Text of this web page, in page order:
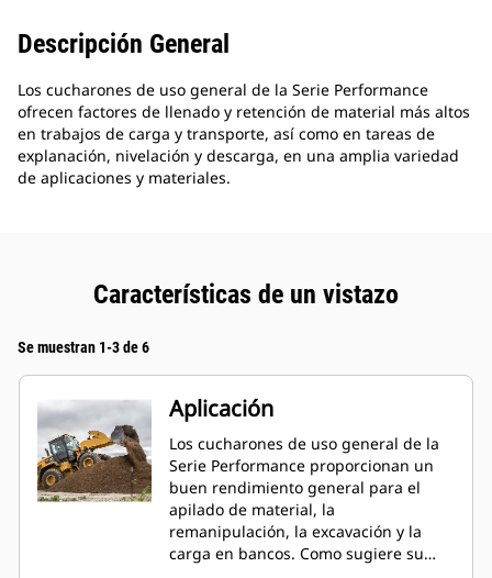
Descripción General
Los cucharones de uso general de la Serie Performance
ofrecen factores de llenado y retención de material más altos
en trabajos de carga y transporte, así como en tareas de
explanación, nivelación y descarga, en una amplia variedad
de aplicaciones y materiales.
Características de un vistazo
Se muestran 1-3 de 6
Aplicación
Los cucharones de uso general de la
Serie Performance proporcionan un
buen rendimiento general para el
apilado de material, la
remanipulación, la excavación y la
carga en bancos. Como sugiere su